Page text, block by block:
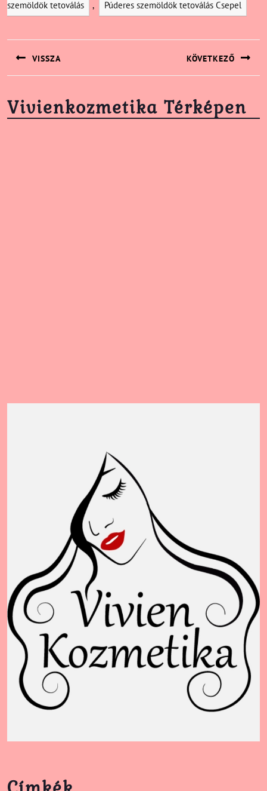
szemöldök tetoválás , Púderes szemöldök tetoválás Csepel
VISSZA
Previous
KÖVETKEZŐ
Next
Vivienkozmetika Térképen